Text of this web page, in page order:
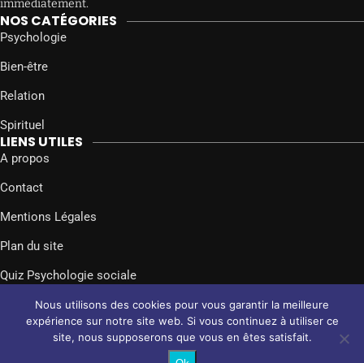
immédiatement.
NOS CATÉGORIES
Psychologie
Bien-être
Relation
Spirituel
LIENS UTILES
A propos
Contact
Mentions Légales
Plan du site
Quiz Psychologie sociale
Facebook Twitter Instagram
@2024 – Tous droits réservés.
Nous utilisons des cookies pour vous garantir la meilleure
expérience sur notre site web. Si vous continuez à utiliser ce
site, nous supposerons que vous en êtes satisfait.